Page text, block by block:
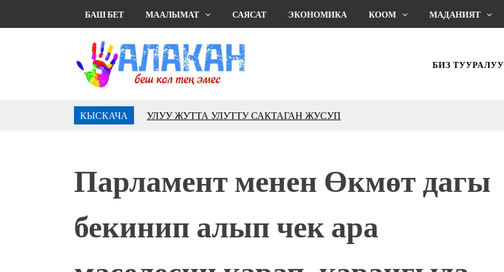
БАШ БЕТ МААЛЫМАТ САЯСАТ ЭКОНОМИКА КООМ МАДАНИЯТ
БИЗ ТУУРАЛУУ
КЫСКАЧА
УЛУУ ЖУТТА УЛУТТУ САКТАГАН ЖУСУП
Аида САЛЯНОВА: "Кыргыз шахмат союзунун
президенти болуп шайланышым сыймык жана чоң
үчүн, улуу көч уланышы үчүн журнал сөзсүз керек!”
“Китепкана түнγ-2026”: Психолог Мээрим Мураталиева
Парламент менен Өкмөт дагы
бекинип алып чек ара